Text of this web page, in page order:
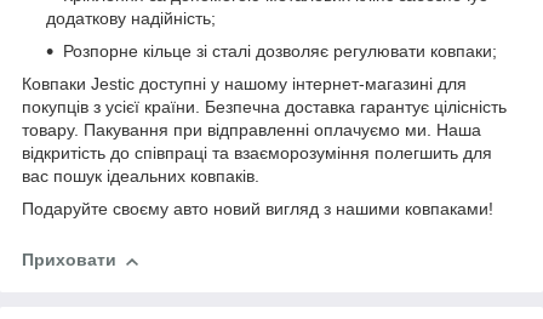
додаткову надійність;
Розпорне кільце зі сталі дозволяє регулювати ковпаки;
Ковпаки Jestic доступні у нашому інтернет-магазині для
покупців з усієї країни. Безпечна доставка гарантує цілісність
товару. Пакування при відправленні оплачуємо ми. Наша
відкритість до співпраці та взаєморозуміння полегшить для
вас пошук ідеальних ковпаків.
Подаруйте своєму авто новий вигляд з нашими ковпаками!
Приховати